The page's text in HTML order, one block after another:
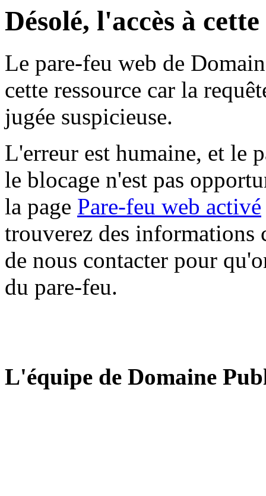
Désolé, l'accès à
Le pare-feu web de
cette ressource car la
jugée suspicieuse.
L'erreur est humaine, et le
le blocage n'est pas
la page Pare-feu web activé
trouverez des informations
de nous contacter pour
du pare-feu.
L'équipe de Domaine